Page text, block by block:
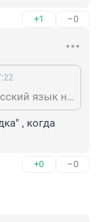
+1 –0
В лифты на " садятся", а заходят! Русский язык не родной?
, когда
+0 –0